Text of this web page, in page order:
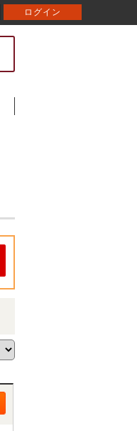
ログイン